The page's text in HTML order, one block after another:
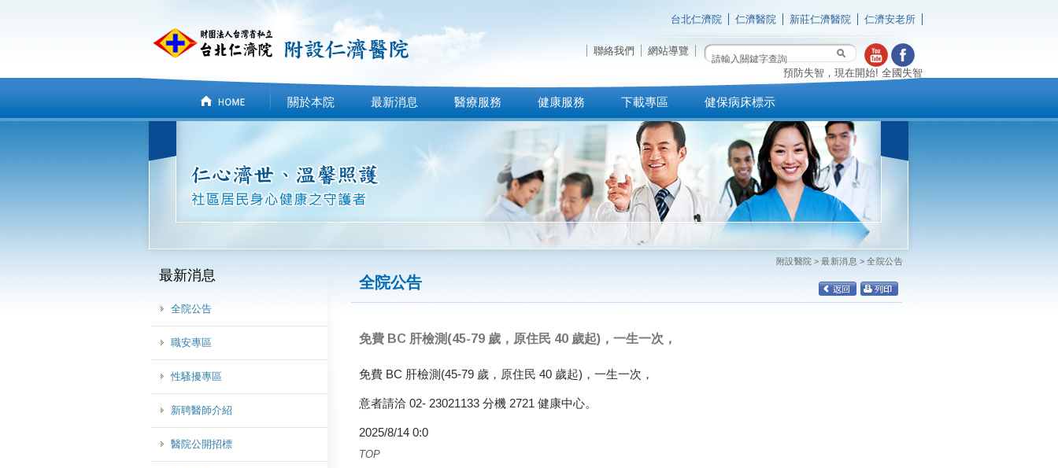
聯絡我們 網站導覽
台北仁濟院 仁濟醫院 新莊仁濟醫院 仁濟安老所
預防失智，現在開始! 全國失智症關懷專線 0800-474-580(失智
關於本院 最新消息 醫療服務 健康服務 下載專區 健保病床標示
最新消息
全院公告
職安專區
性騷擾專區
新聘醫師介紹
醫院公開招標
附設醫院 >最新消息 >全院公告
全院公告
免費 BC 肝檢測(45-79 歲，原住民 40 歲起)，一生一次，
免費 BC 肝檢測(45-79 歲，原住民 40 歲起)，一生一次，
意者請洽 02- 23021133 分機 2721 健康中心。
2025/8/14 0:0
TOP